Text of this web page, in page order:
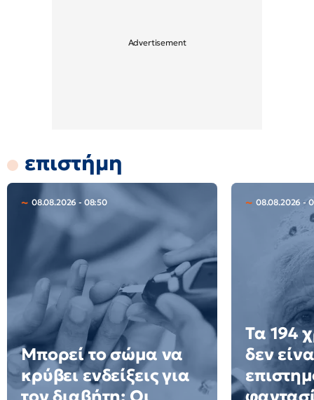
επιστήμη
08.08.2026 - 08:50
Μπορεί το σώμα να
κρύβει ενδείξεις για
08.08.2026 -
Τα 194
δεν